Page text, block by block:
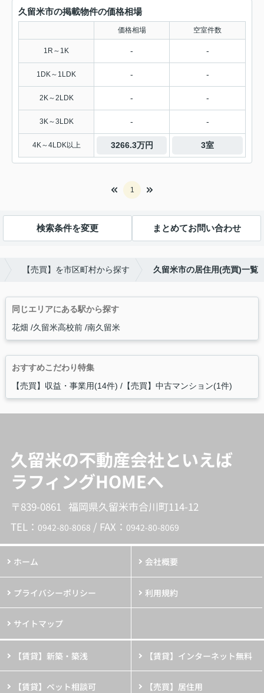
久留米市の掲載物件の価格相場
価格相場 空室件数
1R～1K - -
1DK～1LDK - -
2K～2LDK - -
3K～3LDK - -
4K～4LDK以上 3266.3万円 3室
1
検索条件を変更 まとめてお問い合わせ
【売買】を市区町村から探す 久留米市の居住用(売買)一覧
同じエリアにある駅から探す
花畑 久留米高校前 南久留米
おすすめこだわり特集
【売買】収益・事業用(14件) 【売買】中古マンション(1件)
久留米の不動産会社といえば
ラフィングHOMEへ
〒839-0861 福岡県久留米市合川町114-12
TEL： 0942-80-8068 / FAX： 0942-80-8069
ホーム 会社概要
プライバシーポリシー 利用規約
サイトマップ
【賃貸】新築・築浅 【賃貸】インターネット無料
【賃貸】ペット相談可 【売買】居住用